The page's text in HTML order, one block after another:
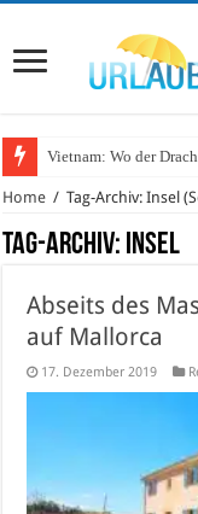
Vietnam: Wo der
Wo lohnt sich Urlaub
Home / Tag-Archiv: Insel
Tag-Archiv: Insel
Abseits des
auf Mallorca
17. Dezember 2019